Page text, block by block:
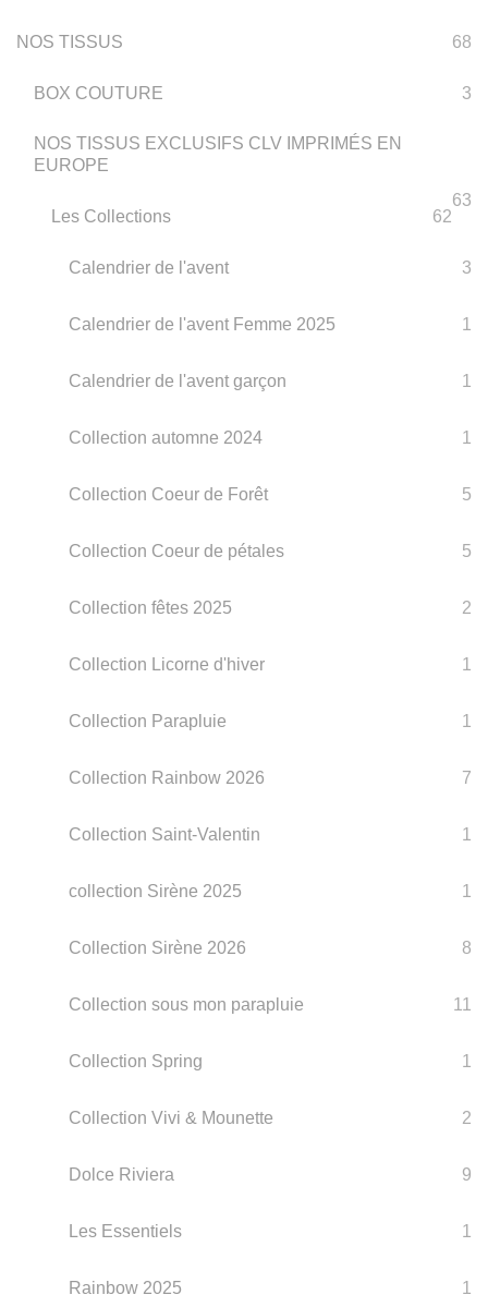
NOS TISSUS 68
BOX COUTURE 3
NOS TISSUS EXCLUSIFS CLV IMPRIMÉS EN
EUROPE
63
Les Collections
62
Calendrier de l'avent 3
Calendrier de l'avent Femme 2025 1
Calendrier de l'avent garçon 1
Collection automne 2024 1
Collection Coeur de Forêt 5
Collection Coeur de pétales 5
Collection fêtes 2025 2
Collection Licorne d'hiver 1
Collection Parapluie 1
Collection Rainbow 2026 7
Collection Saint-Valentin 1
collection Sirène 2025 1
Collection Sirène 2026 8
Collection sous mon parapluie 11
Collection Spring 1
Collection Vivi & Mounette 2
Dolce Riviera 9
Les Essentiels 1
Rainbow 2025 1